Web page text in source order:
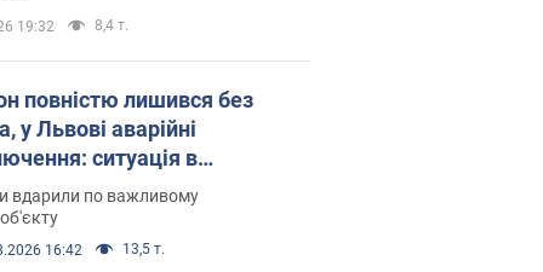
19:32 8,4 т.
повністю лишився без
у Львові аварійні
ситуація в
6 серпня
вдарили по важливому
16:42 13,5 т.